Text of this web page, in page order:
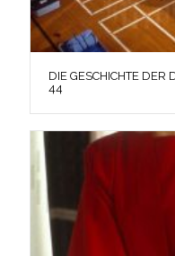
DIE GESCHICHTE
44